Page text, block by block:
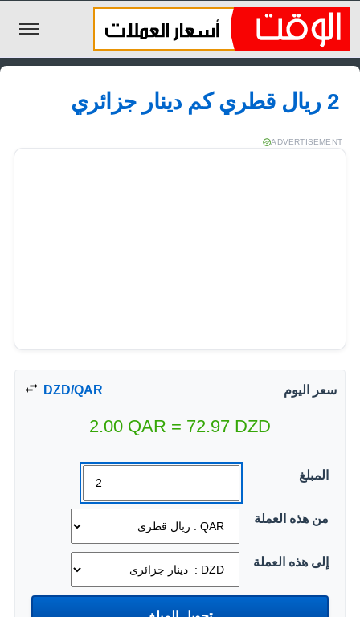
الليرة السورية
الجنيه المصري
الريال السعودي
2 ريال قطري كم دينار جزائري
ADVERTISEMENT
سعر اليوم DZD/QAR
2.00 QAR = 72.97 DZD
المبلغ
من هذه العملة
إلى هذه العملة